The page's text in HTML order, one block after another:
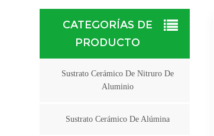
CATEGORÍAS DE
PRODUCTO
Sustrato Cerámico De Nitruro De
Aluminio
Sustrato Cerámico De Alúmina